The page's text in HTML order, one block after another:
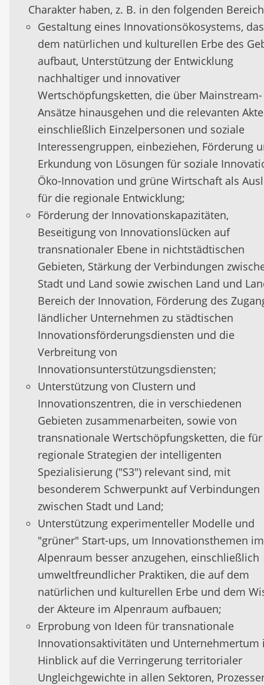
Charakter haben, z. B. in den folgenden
Gestaltung eines Innovationsökosystems,
dem natürlichen und kulturellen Erbe des
aufbaut, Unterstützung der Entwicklung
nachhaltiger und innovativer
Wertschöpfungsketten, die über Mainstream-
Ansätze hinausgehen und die relevanten
einschließlich Einzelpersonen und soziale
Interessengruppen, einbeziehen, Förderung
Erkundung von Lösungen für soziale
Öko-Innovation und grüne Wirtschaft als
für die regionale Entwicklung;
Förderung der Innovationskapazitäten,
Beseitigung von Innovationslücken auf
transnationaler Ebene in nichtstädtischen
Gebieten, Stärkung der Verbindungen
Stadt und Land sowie zwischen Land und
Bereich der Innovation, Förderung des
ländlicher Unternehmen zu städtischen
Innovationsförderungsdiensten und die
Verbreitung von
Innovationsunterstützungsdiensten;
Unterstützung von Clustern und
Innovationszentren, die in verschiedenen
Gebieten zusammenarbeiten, sowie von
transnationale Wertschöpfungsketten, die für
regionale Strategien der intelligenten
Spezialisierung ("S3") relevant sind, mit
besonderem Schwerpunkt auf Verbindungen
zwischen Stadt und Land;
Unterstützung experimenteller Modelle und
"grüner" Start-ups, um Innovationsthemen im
Alpenraum besser anzugehen, einschließlich
umweltfreundlicher Praktiken, die auf dem
natürlichen und kulturellen Erbe und dem
der Akteure im Alpenraum aufbauen;
Erprobung von Ideen für transnationale
Innovationsaktivitäten und Unternehmertum
Hinblick auf die Verringerung territorialer
Ungleichgewichte in allen Sektoren,